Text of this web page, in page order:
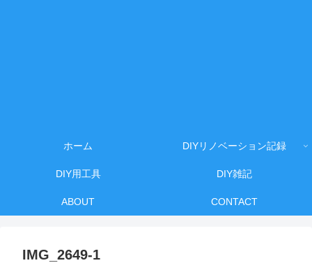
ホーム DIYリノベーション記録
DIY用工具 DIY雑記
ABOUT CONTACT
IMG_2649-1